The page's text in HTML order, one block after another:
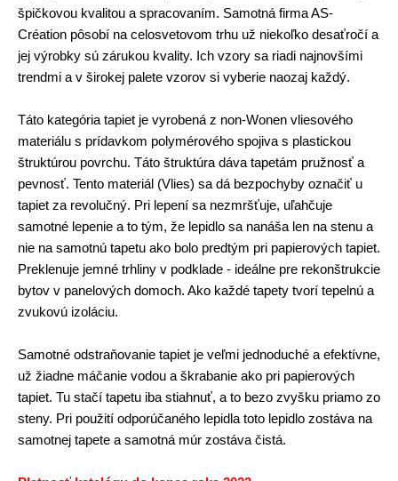
špičkovou kvalitou a spracovaním. Samotná firma AS-
Création pôsobí na celosvetovom trhu už niekoľko desaťročí a
jej výrobky sú zárukou kvality. Ich vzory sa riadi najnovšími
trendmi a v širokej palete vzorov si vyberie naozaj každý.
Táto kategória tapiet je vyrobená z non-Wonen vliesového
materiálu s prídavkom polymérového spojiva s plastickou
štruktúrou povrchu. Táto štruktúra dáva tapetám pružnosť a
pevnosť. Tento materiál (Vlies) sa dá bezpochyby označiť u
tapiet za revolučný. Pri lepení sa nezmršťuje, uľahčuje
samotné lepenie a to tým, že lepidlo sa nanáša len na stenu a
nie na samotnú tapetu ako bolo predtým pri papierových tapiet.
Preklenuje jemné trhliny v podklade - ideálne pre rekonštrukcie
bytov v panelových domoch. Ako každé tapety tvorí tepelnú a
zvukovú izoláciu.
Samotné odstraňovanie tapiet je veľmi jednoduché a efektívne,
už žiadne máčanie vodou a škrabanie ako pri papierových
tapiet. Tu stačí tapetu iba stiahnuť, a to bezo zvyšku priamo zo
steny. Pri použití odporúčaného lepidla toto lepidlo zostáva na
samotnej tapete a samotná múr zostáva čistá.